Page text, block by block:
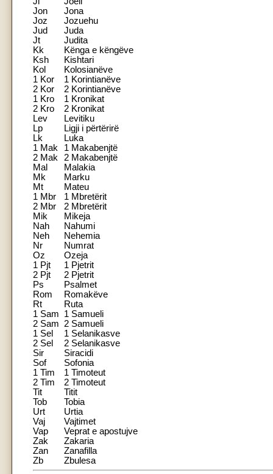
Jon
Jona
Joz
Jozuehu
Jud
Juda
Jt
Judita
Kk
Kënga e këngëve
Ksh
Kishtari
Kol
Kolosianëve
1 Kor
1 Korintianëve
2 Kor
2 Korintianëve
1 Kro
1 Kronikat
2 Kro
2 Kronikat
Lev
Levitiku
Lp
Ligji i përtërirë
Lk
Luka
1 Mak
1 Makabenjtë
2 Mak
2 Makabenjtë
Mal
Malakia
Mk
Marku
Mt
Mateu
1 Mbr
1 Mbretërit
2 Mbr
2 Mbretërit
Mik
Mikeja
Nah
Nahumi
Neh
Nehemia
Nr
Numrat
Oz
Ozeja
1 Pjt
1 Pjetrit
2 Pjt
2 Pjetrit
Ps
Psalmet
Rom
Romakëve
Rt
Ruta
1 Sam
1 Samueli
2 Sam
2 Samueli
1 Sel
1 Selanikasve
2 Sel
2 Selanikasve
Sir
Siracidi
Sof
Sofonia
1 Tim
1 Timoteut
2 Tim
2 Timoteut
Tit
Titit
Tob
Tobia
Urt
Urtia
Vaj
Vajtimet
Vap
Veprat e apostujve
Zak
Zakaria
Zan
Zanafilla
Zb
Zbulesa